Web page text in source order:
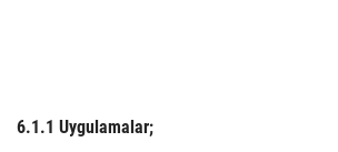
6.1.1 Uygulamalar;